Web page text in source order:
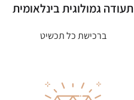
תעודה גמולוגית בינלאומית
ברכישת כל תכשיט